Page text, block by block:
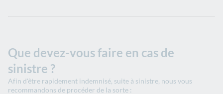
Que devez-vous faire en cas de
sinistre ?
Afin d'être rapidement indemnisé, suite à sinistre, nous vous
recommandons de procéder de la sorte :